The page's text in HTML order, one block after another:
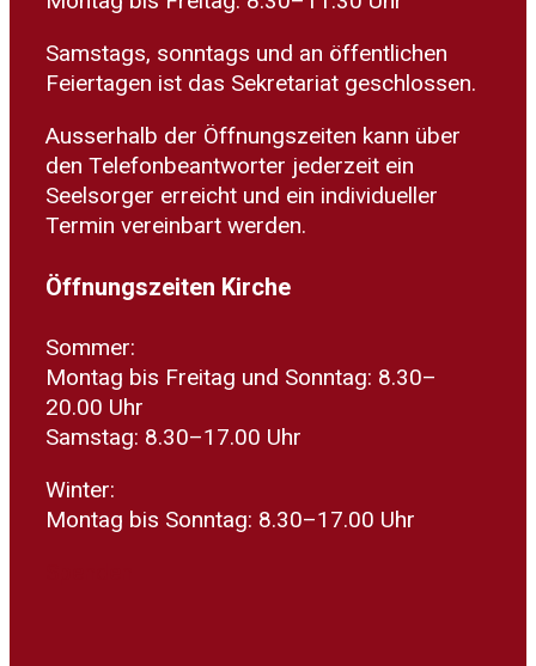
Samstags, sonntags und an öffentlichen
Feiertagen ist das Sekretariat geschlossen.
Ausserhalb der Öffnungszeiten kann über
den Telefonbeantworter jederzeit ein
Seelsorger erreicht und ein individueller
Termin vereinbart werden.
Öffnungszeiten Kirche
Sommer:
Montag bis Freitag und Sonntag: 8.30–
20.00 Uhr
Samstag: 8.30–17.00 Uhr
Winter:
Montag bis Sonntag: 8.30–17.00 Uhr